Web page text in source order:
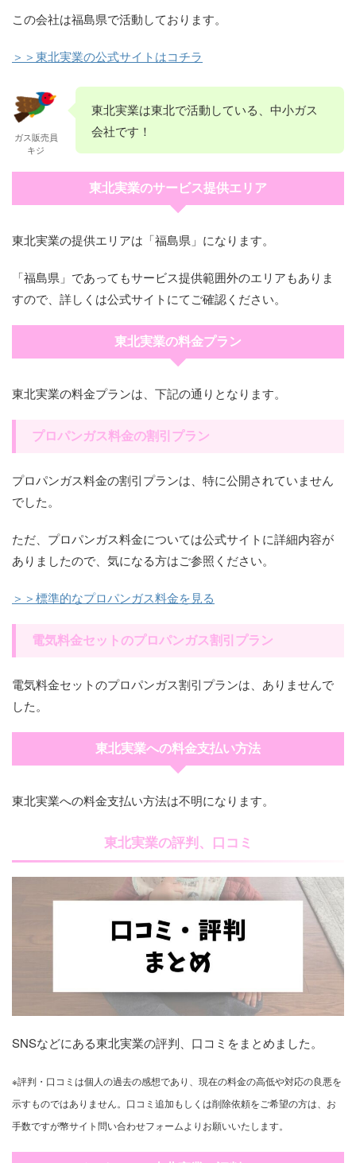
この会社は福島県で活動しております。
＞＞東北実業の公式サイトはコチラ
ガス販売員
キジ
東北実業は東北で活動している、中小ガス
会社です！
東北実業のサービス提供エリア
東北実業の提供エリアは「福島県」になります。
「福島県」であってもサービス提供範囲外のエリアもありま
すので、詳しくは公式サイトにてご確認ください。
東北実業の料金プラン
東北実業の料金プランは、下記の通りとなります。
プロパンガス料金の割引プラン
プロパンガス料金の割引プランは、特に公開されていません
でした。
ただ、プロパンガス料金については公式サイトに詳細内容が
ありましたので、気になる方はご参照ください。
＞＞標準的なプロパンガス料金を見る
電気料金セットのプロパンガス割引プラン
電気料金セットのプロパンガス割引プランは、ありませんで
した。
東北実業への料金支払い方法
東北実業への料金支払い方法は不明になります。
東北実業の評判、口コミ
SNSなどにある東北実業の評判、口コミをまとめました。
※評判・口コミは個人の過去の感想であり、現在の料金の高低や対応の良悪を
示すものではありません。口コミ追加もしくは削除依頼をご希望の方は、お
手数ですが幣サイト問い合わせフォームよりお願いいたします。